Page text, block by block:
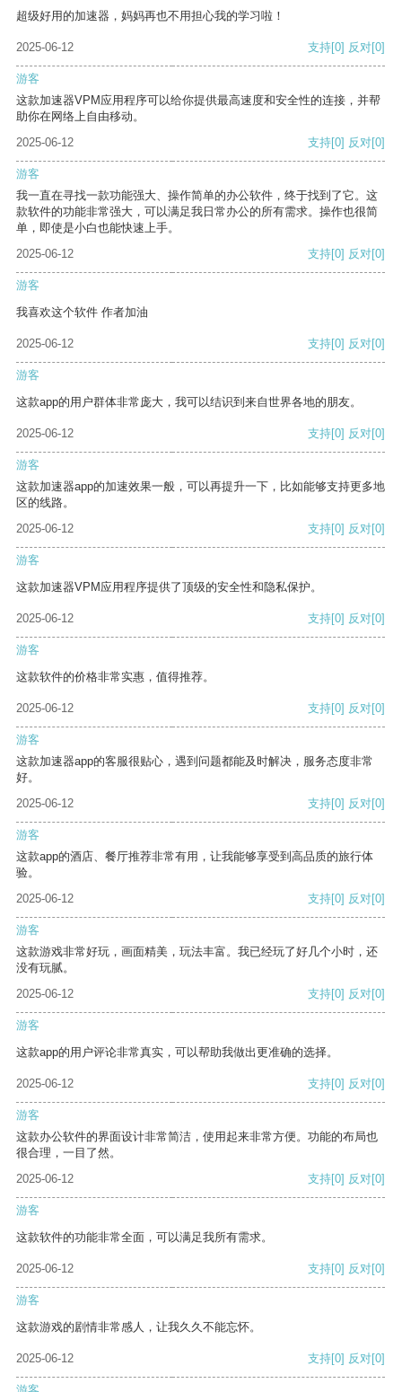
超级好用的加速器，妈妈再也不用担心我的学习啦！
2025-06-12 支持[0] 反对[0]
游客
这款加速器VPM应用程序可以给你提供最高速度和安全性的连接，并帮
助你在网络上自由移动。
2025-06-12
支持[0] 反对[0]
游客
我一直在寻找一款功能强大、操作简单的办公软件，终于找到了它。这
款软件的功能非常强大，可以满足我日常办公的所有需求。操作也很简
单，即使是小白也能快速上手。
2025-06-12
支持[0] 反对[0]
游客
我喜欢这个软件 作者加油
2025-06-12 支持[0] 反对[0]
游客
这款app的用户群体非常庞大，我可以结识到来自世界各地的朋友。
2025-06-12 支持[0] 反对[0]
游客
这款加速器app的加速效果一般，可以再提升一下，比如能够支持更多地
区的线路。
2025-06-12
支持[0] 反对[0]
游客
这款加速器VPM应用程序提供了顶级的安全性和隐私保护。
2025-06-12 支持[0] 反对[0]
游客
这款软件的价格非常实惠，值得推荐。
2025-06-12 支持[0] 反对[0]
游客
这款加速器app的客服很贴心，遇到问题都能及时解决，服务态度非常
好。
2025-06-12
支持[0] 反对[0]
游客
这款app的酒店、餐厅推荐非常有用，让我能够享受到高品质的旅行体
验。
2025-06-12
支持[0] 反对[0]
游客
这款游戏非常好玩，画面精美，玩法丰富。我已经玩了好几个小时，还
没有玩腻。
2025-06-12
支持[0] 反对[0]
游客
这款app的用户评论非常真实，可以帮助我做出更准确的选择。
2025-06-12 支持[0] 反对[0]
游客
这款办公软件的界面设计非常简洁，使用起来非常方便。功能的布局也
很合理，一目了然。
2025-06-12
支持[0] 反对[0]
游客
这款软件的功能非常全面，可以满足我所有需求。
2025-06-12 支持[0] 反对[0]
游客
这款游戏的剧情非常感人，让我久久不能忘怀。
2025-06-12 支持[0] 反对[0]